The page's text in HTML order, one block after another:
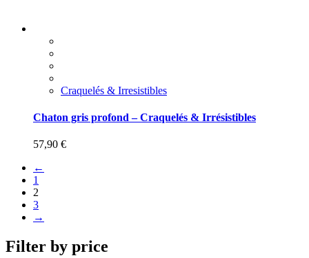
Craquelés & Irresistibles
Chaton gris profond – Craquelés & Irrésistibles
57,90 €
←
1
2
3
→
Filter by price